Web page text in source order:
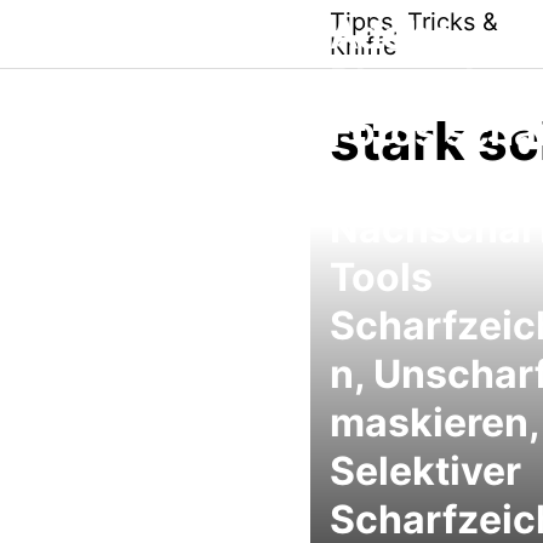
content
Tipps, Tricks &
Kniffe
stark
Adobe
Fotos
Tools
n,
maskieren,
Selektiver